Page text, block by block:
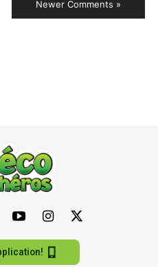
Newer Comments »